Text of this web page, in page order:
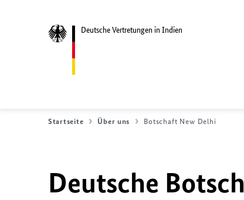
Deutsche Vertretungen in Indien
Startseite Über uns Botschaft New Delhi
Deutsche